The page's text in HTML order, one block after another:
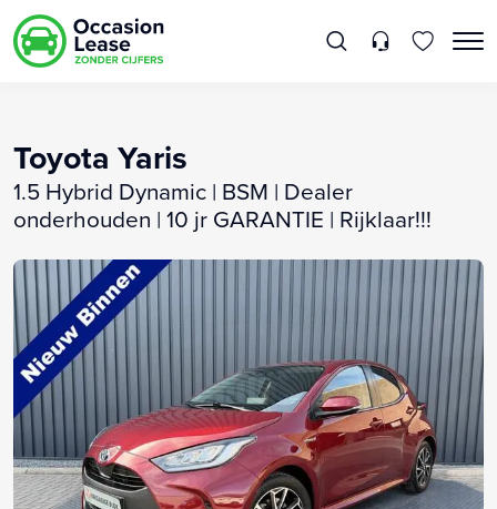
Toyota Yaris
1.5 Hybrid Dynamic | BSM | Dealer
onderhouden | 10 jr GARANTIE | Rijklaar!!!